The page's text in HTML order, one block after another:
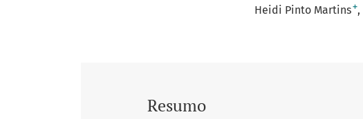
Heidi Pinto Martins+
Resumo